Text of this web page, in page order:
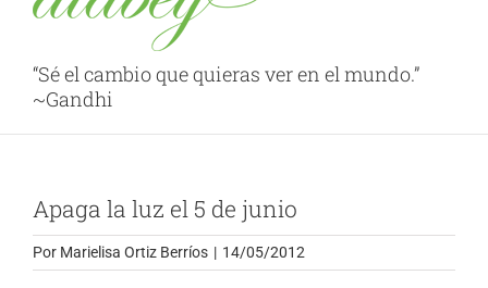
“Sé el cambio que quieras ver en el mundo.”
~Gandhi
Apaga la luz el 5 de junio
Por Marielisa Ortiz Berríos | 14/05/2012